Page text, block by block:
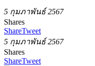
5 กุมภาพันธ์ 2567
Shares
ShareTweet
5 กุมภาพันธ์ 2567
Shares
ShareTweet